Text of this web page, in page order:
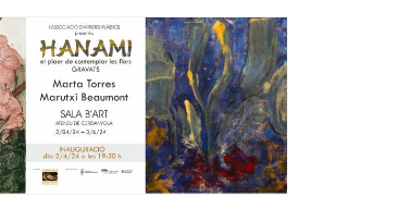
Ètica i Integritat
Retiment de Comptes
Accés a Informació Pública
Municipals